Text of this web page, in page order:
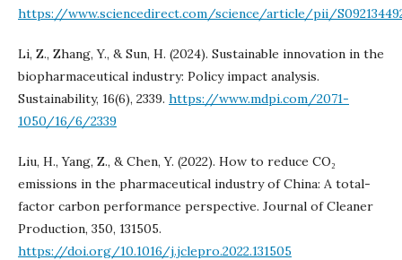
https://www.sciencedirect.com/science/article/pii/
Li, Z., Zhang, Y., & Sun, H. (2024). Sustainable innovation in the
biopharmaceutical industry: Policy impact analysis.
Sustainability, 16(6), 2339. https://www.mdpi.com/2071-
1050/16/6/2339
Liu, H., Yang, Z., & Chen, Y. (2022). How to reduce CO₂
emissions in the pharmaceutical industry of China: A total-
factor carbon performance perspective. Journal of Cleaner
Production, 350, 131505.
https://doi.org/10.1016/j.jclepro.2022.131505